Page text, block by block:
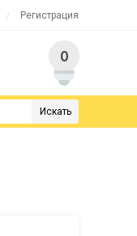
Регистрация
0
Искать